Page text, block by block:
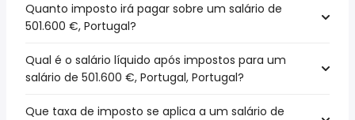
Quanto imposto irá pagar sobre um salário de
501.600 €, Portugal?
Qual é o salário líquido após impostos para um
salário de 501.600 €, Portugal, Portugal?
Que taxa de imposto se aplica a um salário de